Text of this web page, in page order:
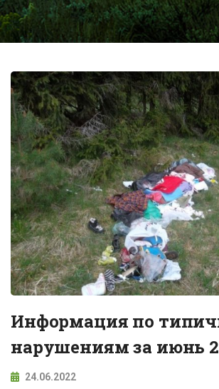
Информация по
нарушениям за июнь
24.06.2022